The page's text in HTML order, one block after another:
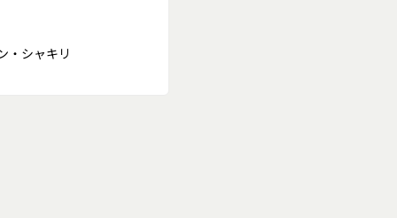
・シャキリ